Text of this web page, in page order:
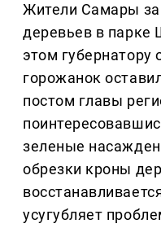
Жители Самары
деревьев в парке
этом губернатору
горожанок
постом главы
зеленые
обрезки кроны
усугубляет